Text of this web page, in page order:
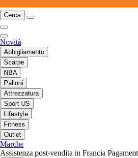
Cerca
Novità
Abbigliamento
Scarpe
NBA
Palloni
Attrezzatura
Sport US
Lifestyle
Fitness
Outlet
Marche
Assistenza post-vendita in Francia